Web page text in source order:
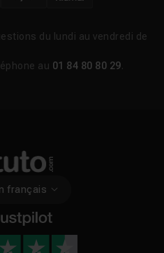
du lundi au vendredi de
au 01 84 80 80 29
français